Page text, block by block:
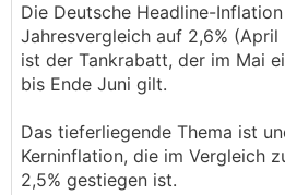
Die Deutsche Headline-
Jahresvergleich auf 2,6% (April
ist der Tankrabatt, der im Mai
bis Ende Juni gilt.
Das tieferliegende Thema ist
Kerninflation, die im Vergleich
2,5% gestiegen ist.